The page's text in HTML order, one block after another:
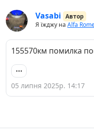
Vasabi Автор
Я їжджу на Alfa
155570км помилка
05 липня 2025р. 14:17